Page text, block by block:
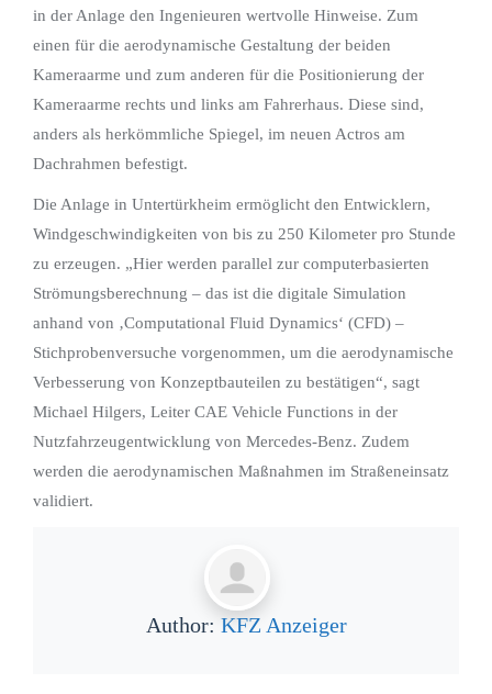
in der Anlage den Ingenieuren wertvolle Hinweise. Zum
einen für die aerodynamische Gestaltung der beiden
Kameraarme und zum anderen für die Positionierung der
Kameraarme rechts und links am Fahrerhaus. Diese sind,
anders als herkömmliche Spiegel, im neuen Actros am
Dachrahmen befestigt.
Die Anlage in Untertürkheim ermöglicht den Entwicklern,
Windgeschwindigkeiten von bis zu 250 Kilometer pro Stunde
zu erzeugen. „Hier werden parallel zur computerbasierten
Strömungsberechnung – das ist die digitale Simulation
anhand von ‚Computational Fluid Dynamics‘ (CFD) –
Stichprobenversuche vorgenommen, um die aerodynamische
Verbesserung von Konzeptbauteilen zu bestätigen“, sagt
Michael Hilgers, Leiter CAE Vehicle Functions in der
Nutzfahrzeugentwicklung von Mercedes-Benz. Zudem
werden die aerodynamischen Maßnahmen im Straßeneinsatz
validiert.
Author: KFZ Anzeiger